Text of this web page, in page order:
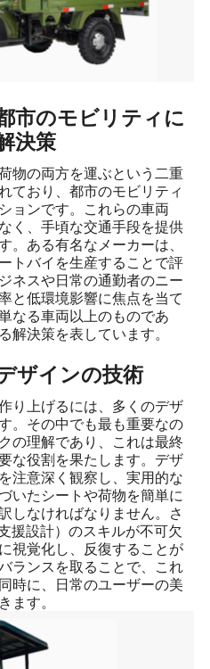
市のモビリティに
決策
物の両方を運ぶという二重
ており、都市のモビリティ
ョンです。これらの車両
く、手頃な交通手段を提供
。ある有名なメーカーは、
トバイを生産することで評
ネスや日常の通勤者のニー
と低環境影響に焦点を当て
なる車両以上のものであ
解決策を表しています。
ザインの技術
り上げるには、多くのデザ
。その中でも最も重要なの
の理解であり、これは最終
な役割を果たします。デザ
注意深く観察し、実用的な
いたシートや荷物を簡単に
しなければなりません。さ
援設計）のスキルが不可欠
視覚化し、反復することが
ランスを取ることで、これ
時に、日常のユーザーの美
ます。